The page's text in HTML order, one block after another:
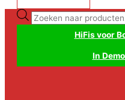
Producten
zoeken
HiFis voor
In